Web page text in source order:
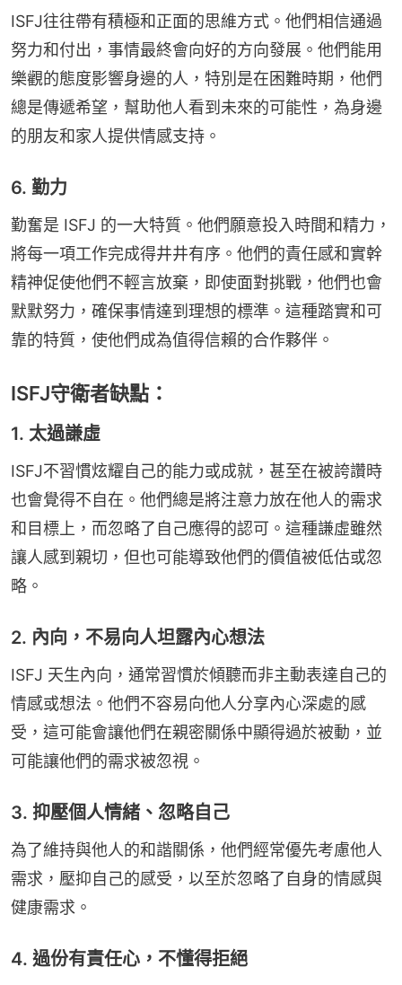
ISFJ往往帶有積極和正面的思維方式。他們相信通過
努力和付出，事情最終會向好的方向發展。他們能用
樂觀的態度影響身邊的人，特別是在困難時期，他們
總是傳遞希望，幫助他人看到未來的可能性，為身邊
的朋友和家人提供情感支持。
6. 勤力
勤奮是 ISFJ 的一大特質。他們願意投入時間和精力，
將每一項工作完成得井井有序。他們的責任感和實幹
精神促使他們不輕言放棄，即使面對挑戰，他們也會
默默努力，確保事情達到理想的標準。這種踏實和可
靠的特質，使他們成為值得信賴的合作夥伴。
ISFJ守衛者缺點：
1. 太過謙虛
ISFJ不習慣炫耀自己的能力或成就，甚至在被誇讚時
也會覺得不自在。他們總是將注意力放在他人的需求
和目標上，而忽略了自己應得的認可。這種謙虛雖然
讓人感到親切，但也可能導致他們的價值被低估或忽
略。
2. 內向，不易向人坦露內心想法
ISFJ 天生內向，通常習慣於傾聽而非主動表達自己的
情感或想法。他們不容易向他人分享內心深處的感
受，這可能會讓他們在親密關係中顯得過於被動，並
可能讓他們的需求被忽視。
3. 抑壓個人情緒、忽略自己
為了維持與他人的和諧關係，他們經常優先考慮他人
需求，壓抑自己的感受，以至於忽略了自身的情感與
健康需求。
4. 過份有責任心，不懂得拒絕